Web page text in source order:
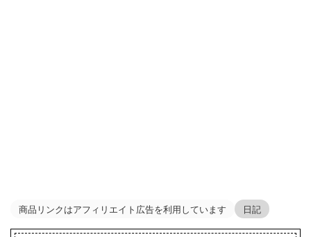
商品リンクはアフィリエイト広告を利用しています 日記